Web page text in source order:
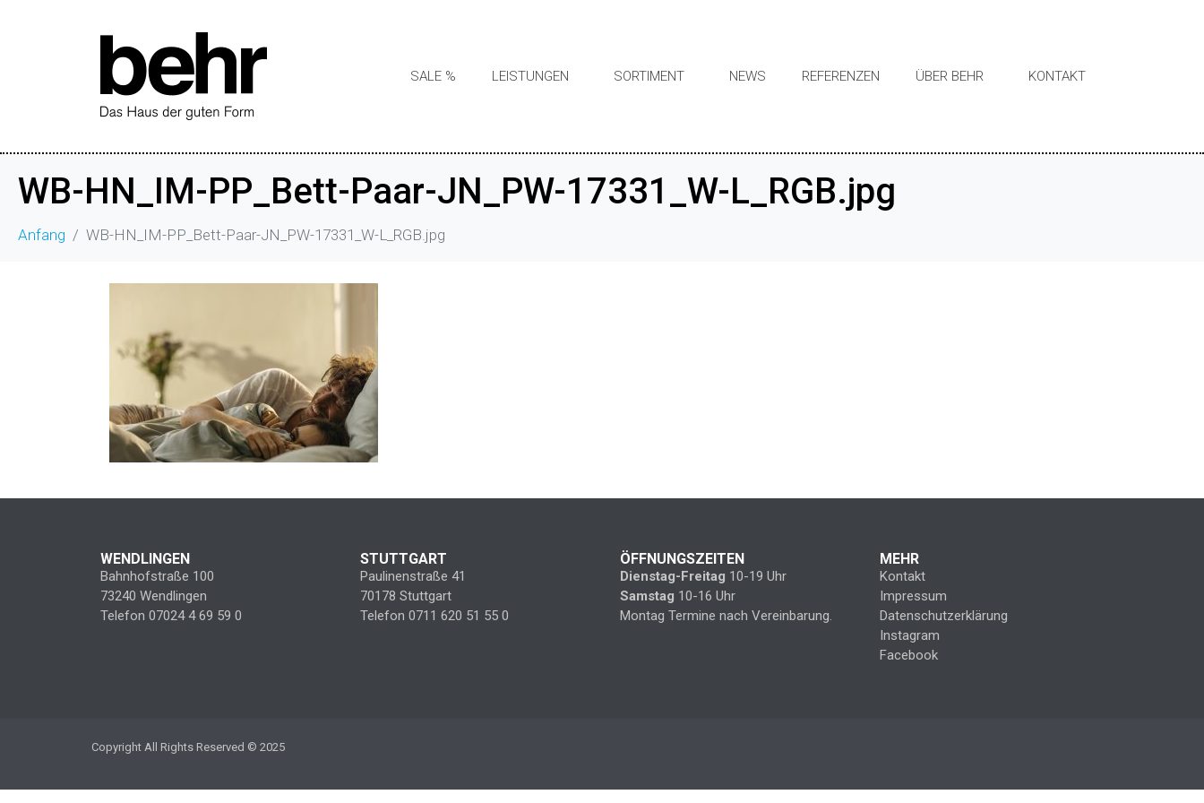
SALE % LEISTUNGEN SORTIMENT NEWS REFERENZEN ÜBER BEHR KONTAKT
WB-HN_IM-PP_Bett-Paar-JN_PW-17331_W-L_RGB.jpg
Anfang WB-HN_IM-PP_Bett-Paar-JN_PW-17331_W-L_RGB.jpg
WENDLINGEN
Bahnhofstraße 100
73240 Wendlingen
Telefon 07024 4 69 59 0
STUTTGART
Paulinenstraße 41
70178 Stuttgart
Telefon 0711 620 51 55 0
ÖFFNUNGSZEITEN
Dienstag-Freitag 10-19 Uhr
Samstag 10-16 Uhr
Montag Termine nach Vereinbarung.
MEHR
Kontakt
Impressum
Datenschutzerklärung
Instagram
Facebook
Copyright All Rights Reserved © 2025